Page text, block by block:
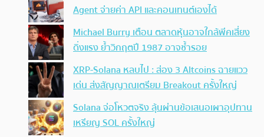
Agent จ่ายค่า API และคอนเทนต์เองได้
Michael Burry เตือน ตลาดหุ้นอาจใกล้พีคเสี่ยง
ดิ่งแรง ย้ำวิกฤตปี 1987 อาจซ้ำรอย
XRP-Solana หลบไป : ส่อง 3 Altcoins ฉายแวว
เด่น ส่งสัญญาณเตรียม Breakout ครั้งใหญ่
Solana จ่อโหวตจริง ลุ้นผ่านข้อเสนอเผาอุปทาน
เหรียญ SOL ครั้งใหญ่